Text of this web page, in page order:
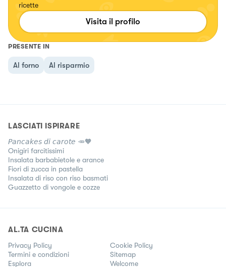
ricette
Visita il profilo
PRESENTE IN
Al forno Al risparmio
LASCIATI ISPIRARE
𝘗𝘢𝘯𝘤𝘢𝘬𝘦𝘴 𝘥𝘪 𝘤𝘢𝘳𝘰𝘵𝘦 🥕🧡
Onigiri farcitissimi
Insalata barbabietole e arance
Fiori di zucca in pastella
Insalata di riso con riso basmati
Guazzetto di vongole e cozze
AL.TA CUCINA
Privacy Policy
Cookie Policy
Termini e condizioni
Sitemap
Esplora
Welcome